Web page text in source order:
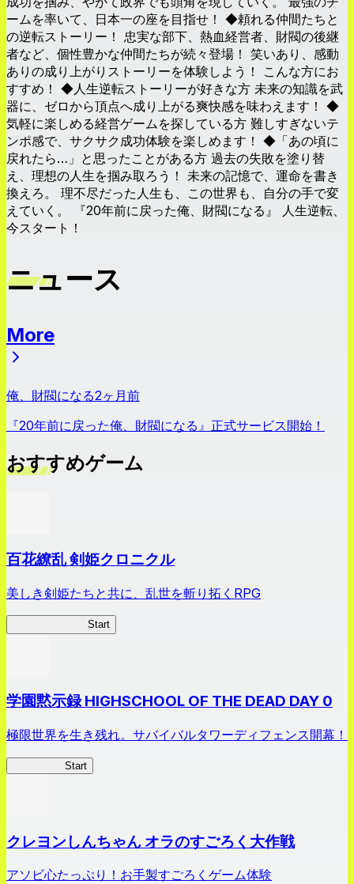
ームを率いて、日本一の座を目指せ！ ◆頼れる仲間たちと
の逆転ストーリー！ 忠実な部下、熱血経営者、財閥の後継
者など、個性豊かな仲間たちが続々登場！ 笑いあり、感動
ありの成り上がりストーリーを体験しよう！ こんな方にお
すすめ！ ◆人生逆転ストーリーが好きな方 未来の知識を武
器に、ゼロから頂点へ成り上がる爽快感を味わえます！ ◆
気軽に楽しめる経営ゲームを探している方 難しすぎないテ
ンポ感で、サクサク成功体験を楽しめます！ ◆「あの頃に
戻れたら…」と思ったことがある方 過去の失敗を塗り替
え、理想の人生を掴み取ろう！ 未来の記憶で、運命を書き
換えろ。 理不尽だった人生も、この世界も、自分の手で変
えていく。 『20年前に戻った俺、財閥になる』 人生逆転、
今スタート！
ニュース
More
俺、財閥になる2ヶ月前
『20年前に戻った俺、財閥になる』正式サービス開始！
おすすめゲーム
百花繚乱 剣姫クロニクル
美しき剣姫たちと共に、乱世を斬り拓くRPG
Start
学園黙示録 HIGHSCHOOL OF THE DEAD DAY 0
極限世界を生き残れ。サバイバルタワーディフェンス開幕！
Start
クレヨンしんちゃん オラのすごろく大作戦
アソビ心たっぷり！お手製すごろくゲーム体験